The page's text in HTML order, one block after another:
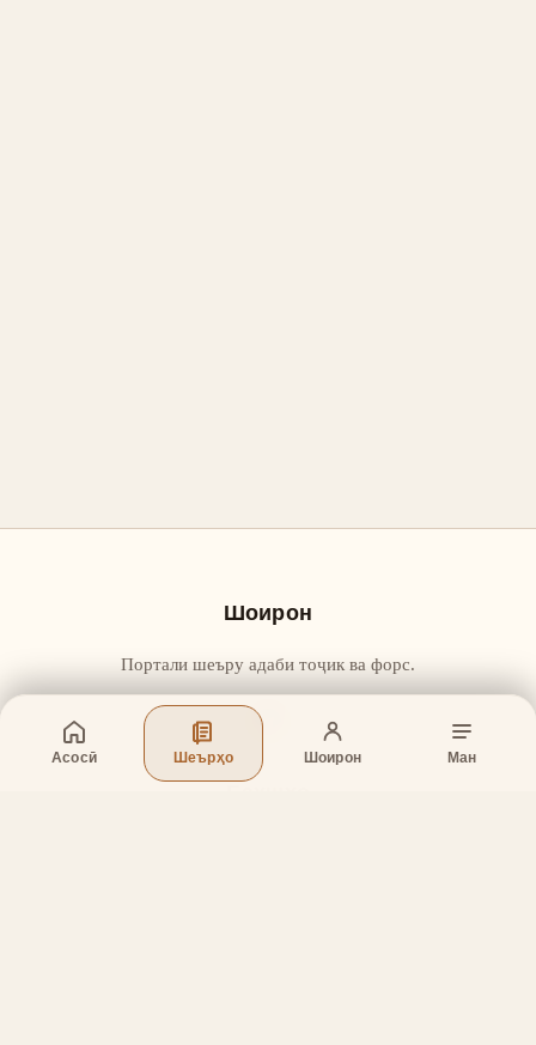
Асосӣ Шеърҳо Шоирон Ман
Шоирон
Портали шеъру адаби тоҷик ва форс.